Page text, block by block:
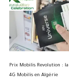
Prix Mobilis Revolution :
4G Mobilis en Algérie